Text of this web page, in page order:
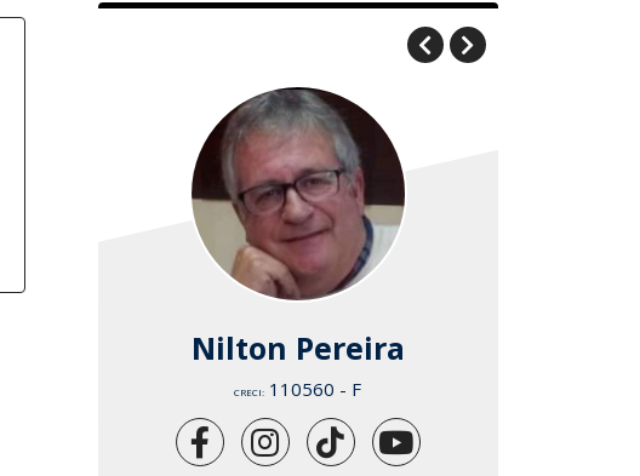
Nilton Pereira
CRECI: 110560 - F